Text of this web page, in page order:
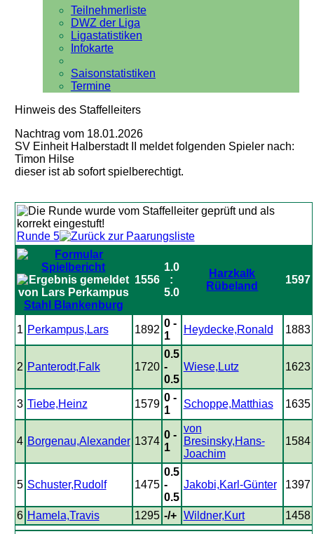
Teilnehmerliste
DWZ der Liga
Ligastatistiken
Infokarte
Saisonstatistiken
Termine
Hinweis des Staffelleiters
Nachtrag vom 18.01.2026
SV Einheit Halberstadt II meldet folgenden Spieler nach:
Timon Hilse
dieser ist ab sofort spielberechtigt.
Runde 5
Stahl Blankenburg
1556
1.0
:
5.0
Harzkalk
Rübeland
1597
1 Perkampus,Lars 1892
0 -
1
Heydecke,Ronald 1883
2 Panterodt,Falk 1720
0.5
-
0.5
Wiese,Lutz 1623
3 Tiebe,Heinz 1579
0 -
1
Schoppe,Matthias 1635
4 Borgenau,Alexander 1374
0 -
1
von
Bresinsky,Hans-
Joachim
1584
5 Schuster,Rudolf 1475
0.5
-
0.5
Jakobi,Karl-Günter 1397
6 Hamela,Travis 1295 -/+ Wildner,Kurt 1458